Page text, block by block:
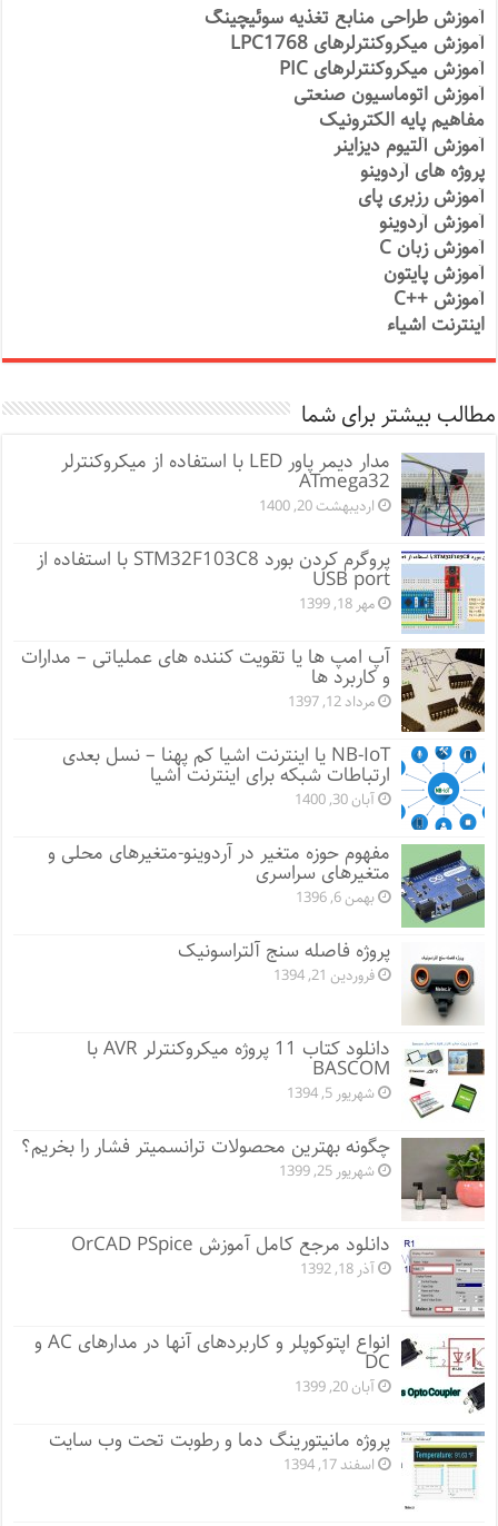
آموزش طراحی منابع تغذیه سوئیچینگ
آموزش میکروکنترلرهای LPC1768
آموزش میکروکنترلرهای PIC
آموزش اتوماسیون صنعتی
مفاهیم پایه الکترونیک
آموزش آلتیوم دیزاینر
پروژه های آردوینو
آموزش رزبری پای
آموزش آردوینو
آموزش زبان C
آموزش پایتون
آموزش ++C
اینترنت اشیاء
مطالب بیشتر برای شما
مدار دیمر پاور LED با استفاده از میکروکنترلر
ATmega32
اردیبهشت 20, 1400
پروگرم کردن بورد STM32F103C8 با استفاده از
USB port
مهر 18, 1399
آپ امپ ها یا تقویت کننده های عملیاتی – مدارات
و کاربرد ها
مرداد 12, 1397
NB-IoT یا اینترنت اشیا کم پهنا – نسل بعدی
ارتباطات شبکه برای اینترنت اشیا
آبان 30, 1400
مفهوم حوزه متغیر در آردوینو-متغیرهای محلی و
متغیرهای سراسری
بهمن 6, 1396
پروژه فاصله سنج آلتراسونیک
فروردین 21, 1394
دانلود کتاب 11 پروژه میکروکنترلر AVR با
BASCOM
شهریور 5, 1394
چگونه بهترین محصولات ترانسمیتر فشار را بخریم؟
شهریور 25, 1399
دانلود مرجع کامل آموزش OrCAD PSpice
آذر 18, 1392
انواع اپتوکوپلر و کاربردهای آنها در مدارهای AC و
DC
آبان 20, 1399
پروژه مانيتورينگ دما و رطوبت تحت وب سایت
اسفند 17, 1394